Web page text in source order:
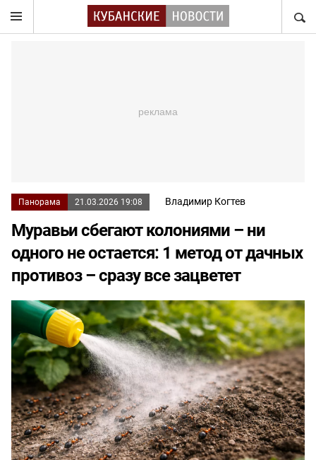
Панорама 21.03.2026 19:08 Владимир Когтев
Муравьи сбегают колониями – ни
одного не остается: 1 метод от дачных
противоз – сразу все зацветет